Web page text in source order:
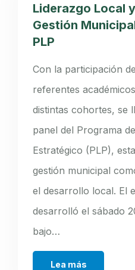
Liderazgo Local
Gestión
PLP
Con la participación
referentes
distintas cohortes, se
panel del Programa
Estratégico (PLP),
gestión municipal
el desarrollo local. El
desarrolló el sábado
bajo…
Lea más